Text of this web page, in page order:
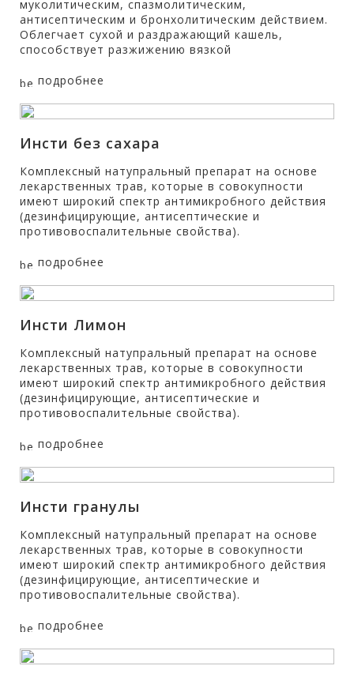
Инсти гранулы
Комплексный натупральный препарат на основе
лекарственных трав, которые в совокупности
имеют широкий спектр антимикробного действия
(дезинфицирующие, антисептические и
противовоспалительные свойства).
подробнее
Инсти Лимон
Комплексный натупральный препарат на основе
лекарственных трав, которые в совокупности
имеют широкий спектр антимикробного действия
(дезинфицирующие, антисептические и
противовоспалительные свойства).
подробнее
Инсти без сахара
Комплексный натупральный препарат на основе
лекарственных трав, которые в совокупности
имеют широкий спектр антимикробного действия
(дезинфицирующие, антисептические и
противовоспалительные свойства).
подробнее
муколитическим, спазмолитическим,
антисептическим и бронхолитическим действием.
Облегчает сухой и раздражающий кашель,
способствует разжижению вязкой
подробнее